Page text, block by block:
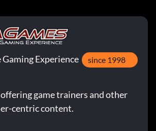
Experience since 1998
game trainers and other
centric content.